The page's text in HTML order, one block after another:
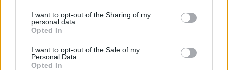
I want to opt-out of the Sharing of my
personal data.
Opted In
I want to opt-out of the Sale of my
Personal Data.
Opted In
UUTISET
Kela muuttaa terapiakäytäntöä